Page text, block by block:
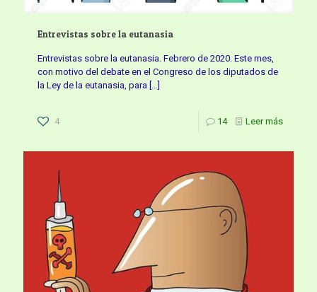
Entrevistas sobre la eutanasia
Entrevistas sobre la eutanasia. Febrero de 2020. Este mes,
con motivo del debate en el Congreso de los diputados de
la Ley de la eutanasia, para […]
4 14 Leer más